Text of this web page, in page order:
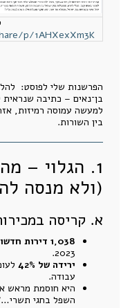
p/1AHXexXm3K/
הפרשנות שלי לפוסט:
בן־נאים – כתיבה שנראית
למעשה עמוסה רמיזות,
בין השורות.
1. הגלוי –
(ולא מנסה
א. קריסה
1,038 דירות חדשות
2023.
ירידה של 42%
עבודה.
היא חוסמת מראש
השפל בחגי